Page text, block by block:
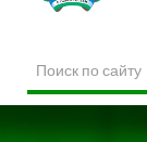
по
сайту